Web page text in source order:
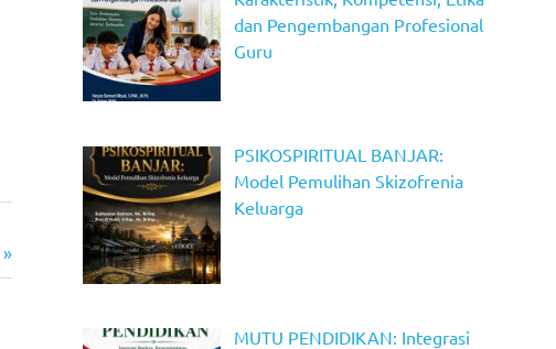
dan Pengembangan Profesional
Guru
PSIKOSPIRITUAL BANJAR:
Model Pemulihan Skizofrenia
Keluarga
MUTU PENDIDIKAN: Integrasi